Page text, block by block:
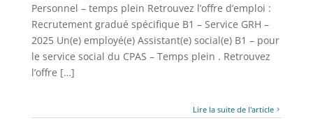
Personnel – temps plein Retrouvez l’offre d’emploi :
Recrutement gradué spécifique B1 – Service GRH –
2025 Un(e) employé(e) Assistant(e) social(e) B1 – pour
le service social du CPAS – Temps plein . Retrouvez
l’offre […]
Lire la suite de l'article